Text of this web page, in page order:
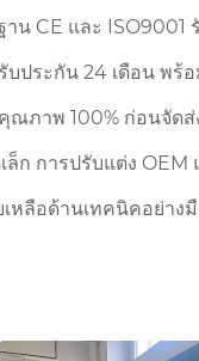
น CE และ
บประกัน 24 เดือน พ
ณภาพ 100% ก่อนจัดส่
ก การปรับแต่ง
หลือด้านเทคนิคอย่าง